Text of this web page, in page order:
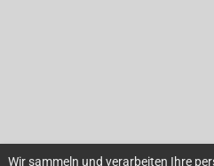
Wir sammeln und verarbeiten Ihre